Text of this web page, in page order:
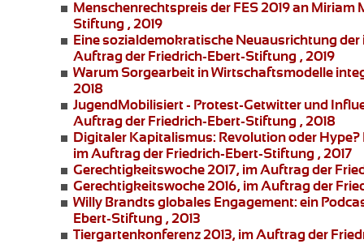
Menschenrechtspreis der FES 2019 an Miriam
Stiftung , 2019
Eine sozialdemokratische Neuausrichtung
Auftrag der Friedrich-Ebert-Stiftung , 2019
Warum Sorgearbeit in Wirtschaftsmodelle
2018
JugendMobilisiert - Protest-Getwitter und
Auftrag der Friedrich-Ebert-Stiftung , 2018
Digitaler Kapitalismus: Revolution oder Hype?
im Auftrag der Friedrich-Ebert-Stiftung , 2017
Gerechtigkeitswoche 2017, im Auftrag der
Gerechtigkeitswoche 2016, im Auftrag der
Willy Brandts globales Engagement: ein
Ebert-Stiftung , 2013
Tiergartenkonferenz 2013, im Auftrag der